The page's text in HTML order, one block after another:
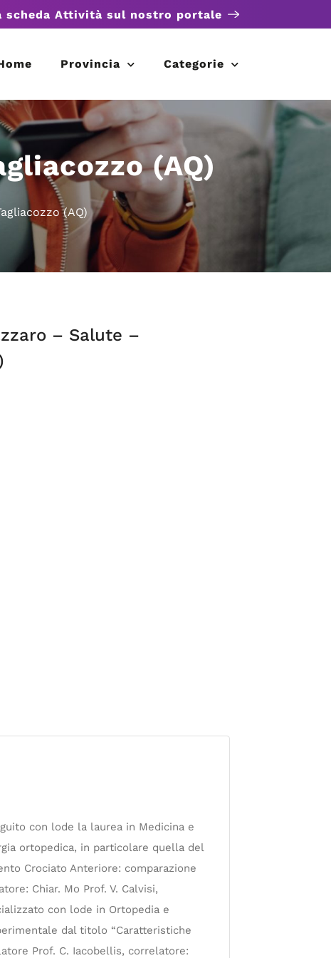
scheda Attività sul nostro portale
Provincia Categorie
(AQ)
(AQ)
– Salute –
con lode la laurea in Medicina e
ortopedica, in particolare quella del
Crociato Anteriore: comparazione
Chiar. Mo Prof. V. Calvisi,
con lode in Ortopedia e
dal titolo “Caratteristiche
Prof. C. Iacobellis, correlatore: